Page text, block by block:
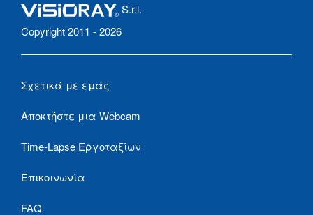
S.r.l.
Copyright 2011 - 2026
Σχετικά με εμάς
Αποκτήστε μια Webcam
Time-Lapse Εργοταξίων
Επικοινωνία
FAQ